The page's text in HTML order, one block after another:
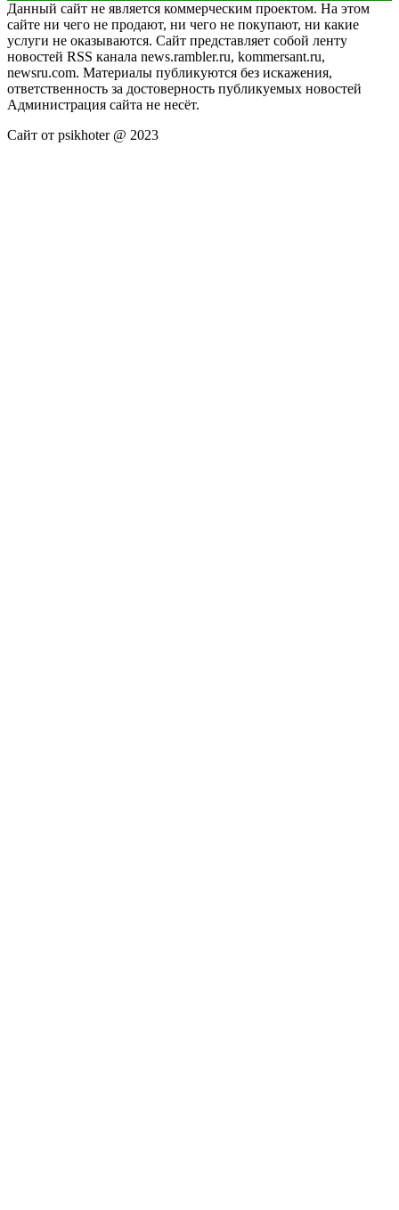
Данный сайт не является коммерческим проектом. На этом
сайте ни чего не продают, ни чего не покупают, ни какие
услуги не оказываются. Сайт представляет собой ленту
новостей RSS канала news.rambler.ru, kommersant.ru,
newsru.com. Материалы публикуются без искажения,
ответственность за достоверность публикуемых новостей
Администрация сайта не несёт.
Сайт от psikhoter @ 2023